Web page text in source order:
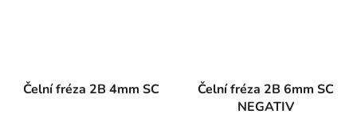
Čelní fréza 2B 4mm SC
Čelní fréza 2B 6mm SC
NEGATIV